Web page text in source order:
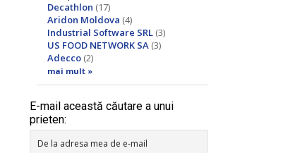
Decathlon (17)
Aridon Moldova (4)
Industrial Software SRL (3)
US FOOD NETWORK SA (3)
Adecco (2)
mai mult »
E-mail această căutare a unui
prieten:
De la adresa mea de e-mail